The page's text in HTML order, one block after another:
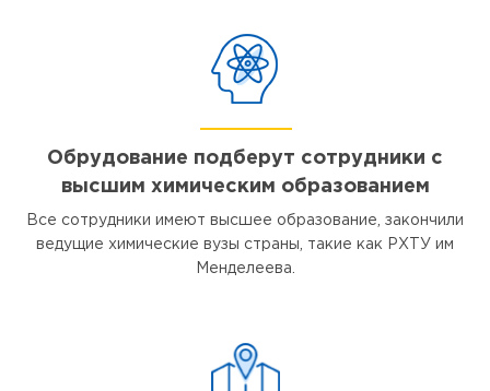
Обрудование подберут сотрудники с
высшим химическим образованием
Все сотрудники имеют высшее образование, закончили
ведущие химические вузы страны, такие как РХТУ им
Менделеева.